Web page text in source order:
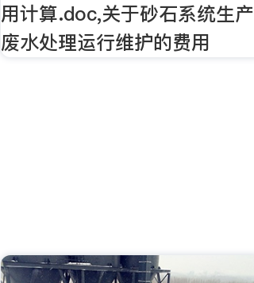
用计算.doc,关于砂石系统生产
废水处理运行维护的费用